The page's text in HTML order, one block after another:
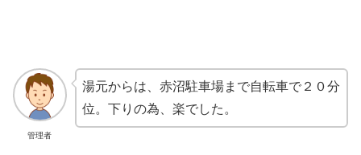
管理者
湯元からは、赤沼駐車場まで自転車で２０分
位。下りの為、楽でした。